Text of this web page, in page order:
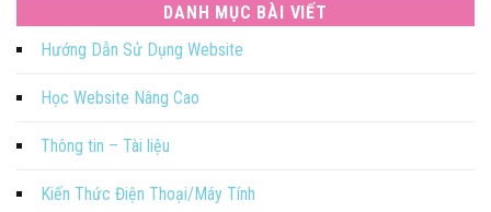
DANH MỤC BÀI VIẾT
Hướng Dẫn Sử Dụng Website
Học Website Nâng Cao
Thông tin – Tài liệu
Kiến Thức Điện Thoại/Máy Tính